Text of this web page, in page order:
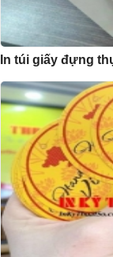
In túi giấy đựng